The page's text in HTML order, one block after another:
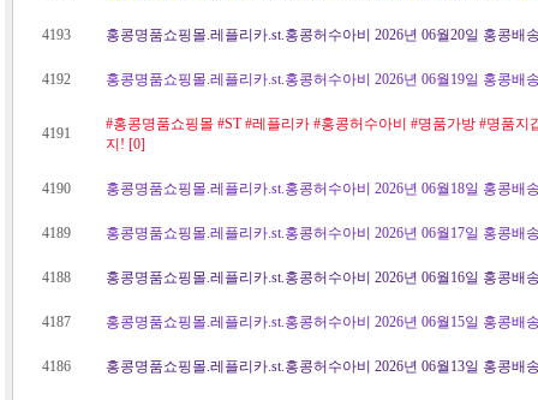
4193 홍콩명품쇼핑몰.레플리카.st.홍콩허수아비 2026년 06월20일 홍콩배
4192 홍콩명품쇼핑몰.레플리카.st.홍콩허수아비 2026년 06월19일 홍콩배
4191
#홍콩명품쇼핑몰 #ST #레플리카 #홍콩허수아비 #명품가방 #명품
지! [0]
4190 홍콩명품쇼핑몰.레플리카.st.홍콩허수아비 2026년 06월18일 홍콩배
4189 홍콩명품쇼핑몰.레플리카.st.홍콩허수아비 2026년 06월17일 홍콩배
4188 홍콩명품쇼핑몰.레플리카.st.홍콩허수아비 2026년 06월16일 홍콩배
4187 홍콩명품쇼핑몰.레플리카.st.홍콩허수아비 2026년 06월15일 홍콩배
4186 홍콩명품쇼핑몰.레플리카.st.홍콩허수아비 2026년 06월13일 홍콩배